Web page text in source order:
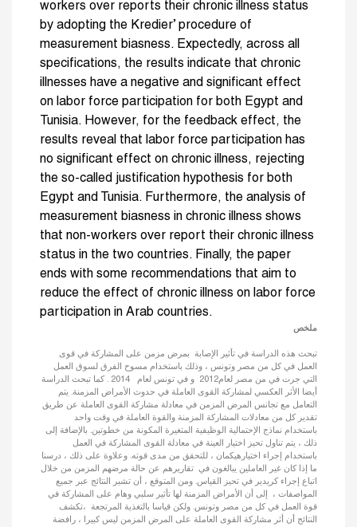
workers over reports their chronic illness status
by adopting the Kredier’ procedure of
measurement biasness. Expectedly, across all
specifications, the results indicate that chronic
illnesses have a negative and significant effect
on labor force participation for both Egypt and
Tunisia. However, for the feedback effect, the
results reveal that labor force participation has
no significant effect on chronic illness, rejecting
the so-called justification hypothesis for both
Egypt and Tunisia. Furthermore, the analysis of
measurement biasness in chronic illness shows
that non-workers over report their chronic illness
status in the two countries. Finally, the paper
ends with some recommendations that aim to
reduce the effect of chronic illness on labor force
participation in Arab countries.
ملخص
تبحث هذه الدراسة في تأثير الإصابة بمرض مزمن على المشاركة في قوى
العمل في كل من مصر وتونس ، وذلك باستخدام مسوح الفرق لسوق العمل
التي جرت في من مصر لعام2012 و في تونس لعام 2014 . كما تبحث الدراسة
أيضا الأثر العكسي لمشاركة القوى العاملة في حدوث الأمراض المزمنة. يتم
التعامل مع تجانس المرض المزمن في معادلة مشاركة القوى العاملة عن طريق
تقدير كل من معادلات المشاركة المزمنة والقوة العاملة في وقت واحد
باستخدام نماذج الإحتمالية الوظيفية المتغيرة المكونة من خطوتين. بالإضافة إلى
ذلك ، يتم تناول تحيز اختيار العينة في معادلة القوى المشاركة في العمل
باستخدام إجراء اختيارهيكمان ، للتحقق من مدى قوته. وعلاوة على ذلك ، درسنا
ما إذا كان غير العاملين يبالغون في تقاريرهم عن حالة مرضهم المزمن من خلال
اتباع إجراء كريدير في تحيز القياس. ومن المتوقع ، أن تشير النتائج عبر جميع
المواصفات ، إلى أن الأمراض المزمنة لها تأثير سلبي وهام على المشاركة في
قوة العمل في كل من مصر وتونس. ولكن قياسا بالتغذية المرتجعة ،تكشف
النتائج أن أثر مشاركة القوى العاملة على المرض المزمن ليس كبيرا ، رافضة